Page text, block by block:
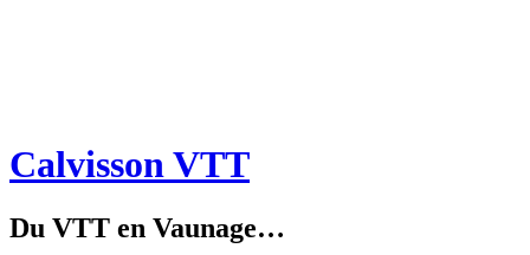
Calvisson VTT
Du VTT en Vaunage…